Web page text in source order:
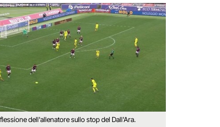
dell'allenatore sullo stop del Dall'Ara.